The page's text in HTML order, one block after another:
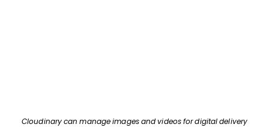
Cloudinary can manage images and videos for digital delivery